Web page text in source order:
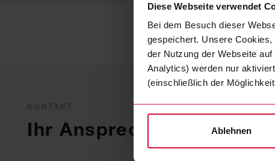
Diese Webseite verwendet
Bei dem Besuch dieser
gespeichert. Unsere
der Nutzung der Webseite
Analytics) werden nur
(einschließlich der
Ablehnen
Ihr Ansprechpartner